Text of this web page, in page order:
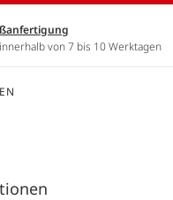
von 7 bis 10 Werktagen